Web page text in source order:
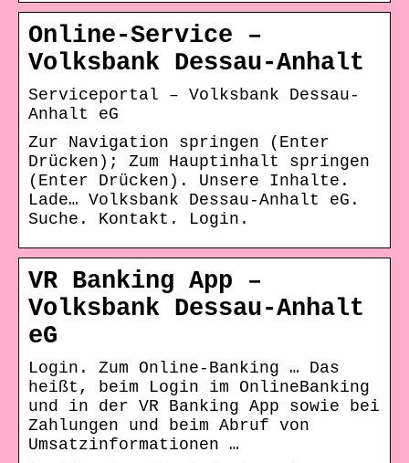
Online-Service –
Volksbank Dessau-Anhalt
Serviceportal – Volksbank Dessau-
Anhalt eG
Zur Navigation springen (Enter
Drücken); Zum Hauptinhalt springen
(Enter Drücken). Unsere Inhalte.
Lade… Volksbank Dessau-Anhalt eG.
Suche. Kontakt. Login.
VR Banking App –
Volksbank Dessau-Anhalt
eG
Login. Zum Online-Banking … Das
heißt, beim Login im OnlineBanking
und in der VR Banking App sowie bei
Zahlungen und beim Abruf von
Umsatzinformationen …